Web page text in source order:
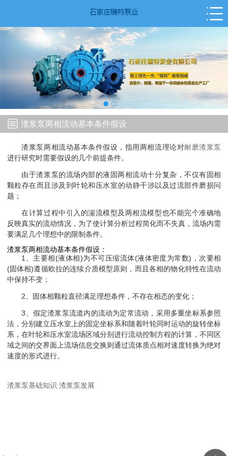
渣浆泵两相流动基本条件假设
渣浆泵两相流动基本条件假设，指用两相流理论对耐磨渣浆泵
进行研究时需要假设的几个前提条件。
由于渣浆泵的流场内部的液固两相流动十分复杂，不仅有固相
颗粒存在而且涉及到叶轮和压水室的动静干涉以及过流部件磨损问
题；
在计算过程中引入的湍流模型及两相流模型也不能完个准确地
反映真实的流动情况，为了使计算分析过程简化而不失真，流场内需
要满足几个理想中的限制条件。
渣浆泵两相流动基本条件假设：
1、 主要相(液体相)为不可压缩流体(液体密度为常数) ，次要相
(固体相)遵循欧拉的连续介质模型原则，而且各相的物化特性在流动
中保持不变；
2、 固体相颗粒直径满足理想条件，不存在相态的变化；
3、 假定渣浆泵流道内的流动为定常流动，采用多重坐标系参照
法，分别建立压水室上的固定坐标系和随着叶轮同时运动的旋转坐标
系，在叶轮和压水室流场区域分别进行流动控制方程的计算，不同区
域之间的交界面上流场信息交换则通过流体质点相对速度转换为绝对
速度的形式进行。
渣浆泵基础知识 渣浆泵发展